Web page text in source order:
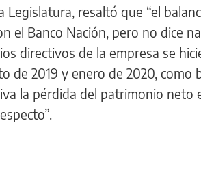
Legislatura, resaltó que “el
el Banco Nación, pero no dice
directivos de la empresa se
de 2019 y enero de 2020, como
la pérdida del patrimonio neto